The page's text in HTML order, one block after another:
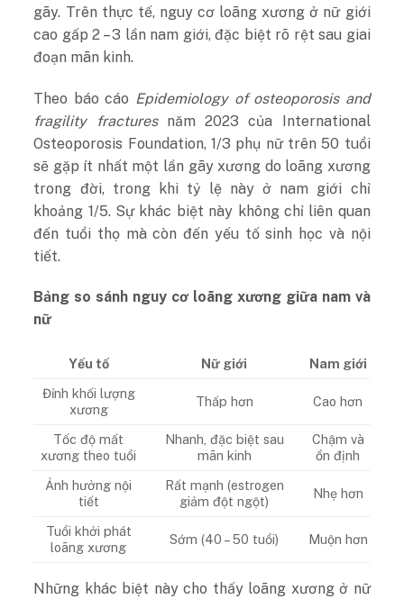
gãy. Trên thực tế, nguy cơ loãng xương ở nữ giới
cao gấp 2 – 3 lần nam giới, đặc biệt rõ rệt sau giai
đoạn mãn kinh.
Theo báo cáo Epidemiology of osteoporosis and
fragility fractures năm 2023 của International
Osteoporosis Foundation, 1/3 phụ nữ trên 50 tuổi
sẽ gặp ít nhất một lần gãy xương do loãng xương
trong đời, trong khi tỷ lệ này ở nam giới chỉ
khoảng 1/5. Sự khác biệt này không chỉ liên quan
đến tuổi thọ mà còn đến yếu tố sinh học và nội
tiết.
Bảng so sánh nguy cơ loãng xương giữa nam và
nữ
Yếu tố Nữ giới
Nam giới
Đỉnh khối lượng
xương
Thấp hơn Cao hơn
Tốc độ mất
xương theo tuổi
Nhanh, đặc biệt sau
mãn kinh
Chậm và
ổn định
Ảnh hưởng nội
tiết
Rất mạnh (estrogen
giảm đột ngột)
Nhẹ hơn
Tuổi khởi phát
loãng xương
Sớm (40 – 50 tuổi) Muộn hơn
Những khác biệt này cho thấy loãng xương ở nữ